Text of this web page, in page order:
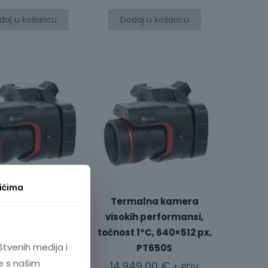
u košaricu Dodaj u košaricu
PT450S
Termalna kamera
visokih performansi,
točnost 1°C, 640×512 px,
PT650S
medija i
s našim